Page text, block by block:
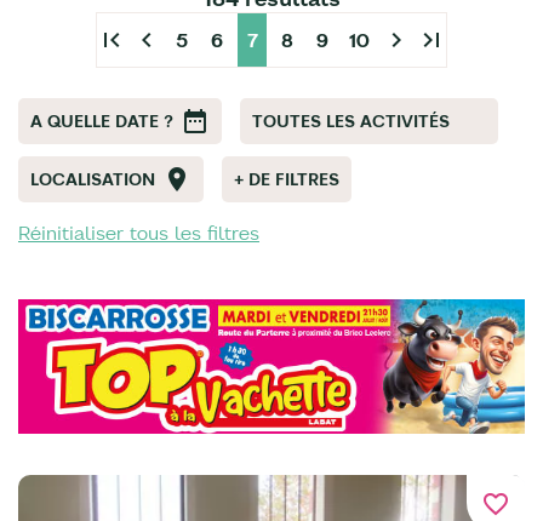
first_page chevron_left 5 6 7 8 9 10 chevron_right last_page
A QUELLE DATE ? TOUTES LES ACTIVITÉS
LOCALISATION + DE FILTRES
Réinitialiser tous les filtres
favorite_border